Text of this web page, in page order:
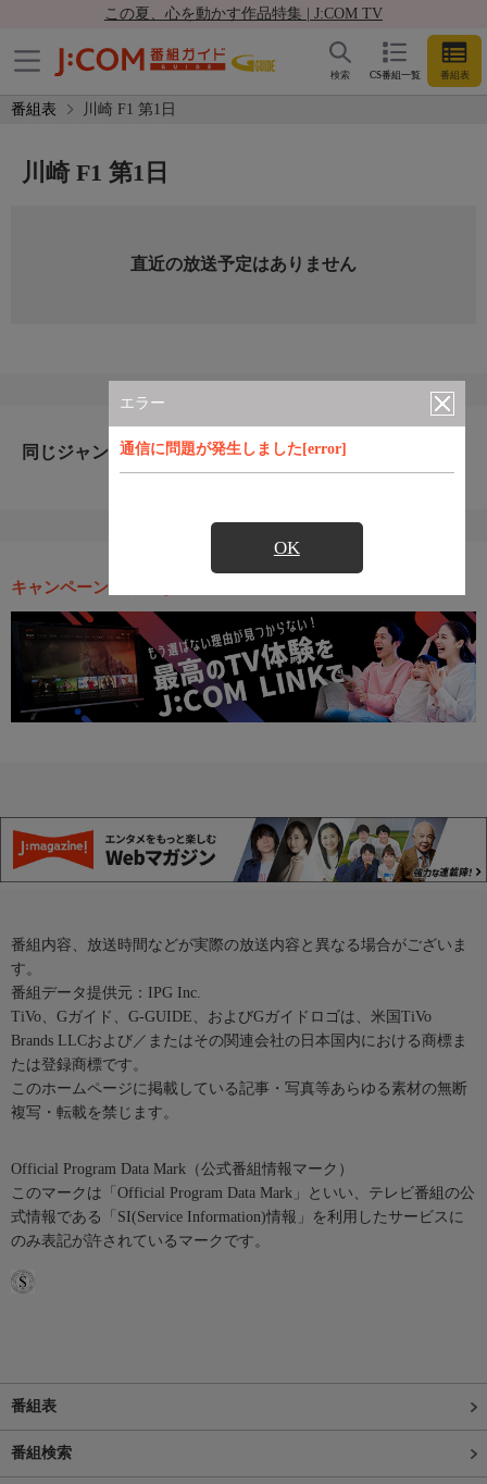
この夏、心を動かす作品特集 | J:COM TV
CS番組一覧 番組表
検索
番組表 川崎 F1 第1日
エラー
通信に問題が発生しました[error]
OK
川崎 F1 第1日
直近の放送予定はありません
同じジャンルのおすすめ番組
キャンペーン・お得な情報
番組内容、放送時間などが実際の放送内容と異なる場合がございま
す。
番組データ提供元：IPG Inc.
TiVo、Gガイド、G-GUIDE、およびGガイドロゴは、米国TiVo
Brands LLCおよび／またはその関連会社の日本国内における商標ま
たは登録商標です。
このホームページに掲載している記事・写真等あらゆる素材の無断
複写・転載を禁じます。
Official Program Data Mark（公式番組情報マーク）
このマークは「Official Program Data Mark」といい、テレビ番組の公
式情報である「SI(Service Information)情報」を利用したサービスに
のみ表記が許されているマークです。
番組表
番組検索